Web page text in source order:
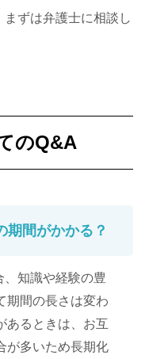
ずは弁護士に相談し
のQ&A
期間がかかる？
知識や経験の豊
期間の長さは変わ
あるときは、お互
が多いため長期化